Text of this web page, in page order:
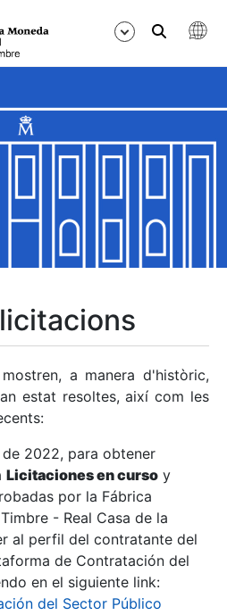
a manera d'històric,
estat resoltes, així com les
2022, para obtener
Licitaciones en curso y
por la Fábrica
- Real Casa de la
al perfil del contratante del
de Contratación del
en el siguiente link:
del Sector Público